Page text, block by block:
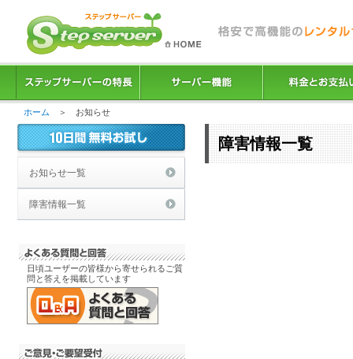
ホーム ＞ お知らせ
お知らせ一覧
障害情報一覧
日頃ユーザーの皆様から寄せられるご質
問と答えを掲載しています
障害情報一覧